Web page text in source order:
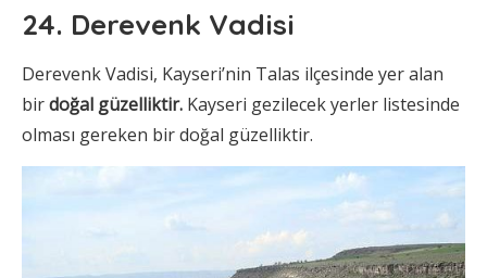
24. Derevenk Vadisi
Derevenk Vadisi, Kayseri’nin Talas ilçesinde yer alan
birdoğal güzelliktir. Kayseri gezilecek yerler listesinde
olması gereken bir doğal güzelliktir.